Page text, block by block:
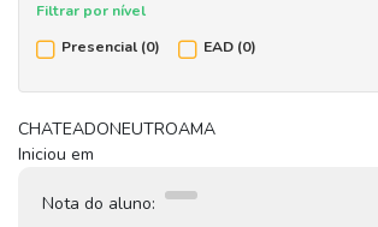
Filtrar por nível
Presencial (0) EAD (0)
CHATEADONEUTROAMA
Iniciou em
Nota do aluno: